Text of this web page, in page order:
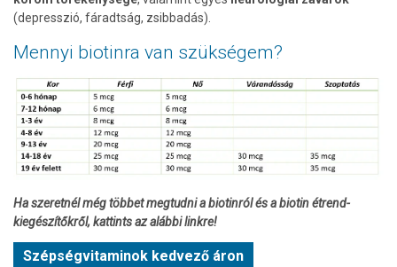
(depresszió, fáradtság, zsibbadás).
Mennyi biotinra van szükségem?
Ha szeretnél még többet megtudni a biotinról és a biotin étrend-
kiegészítőkről, kattints az alábbi linkre!
Szépségvitaminok kedvező áron